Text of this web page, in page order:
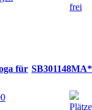
für SB301148MA*